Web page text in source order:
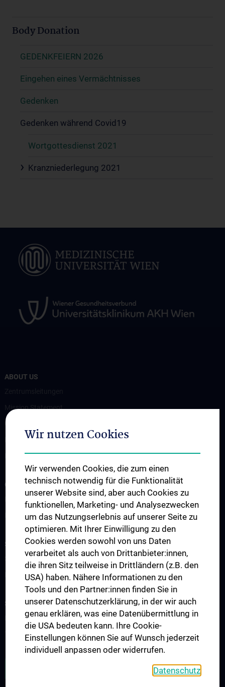
Body Donation
GEDENKFEIERN 2026
Eingehen eines Vermächtnisses
Gedenken
Gedenken während Covid19
Wortgottesdienst 2021
Kranzniederlegung 2021
ABOUT US
Mission Statement
How to find us
Events
OUR DIVISIONS
Division of Cell and Developmental Biology
SCIENCE & RESEARCH
Science at the Division of Anatomy
Research at the Division of Cell and Developmental Biology
STUDIES, TRAINING AND FURTHER EDUCATION
Pre- & postgraduate Education
Teaching by the Division of Cell- and Developmental Biology
Wir nutzen Cookies
Wir verwenden Cookies, die zum einen
technisch notwendig für die Funktionalität
unserer Website sind, aber auch Cookies zu
funktionellen, Marketing- und Analysezwecken
um das Nutzungserlebnis auf unserer Seite zu
optimieren. Mit Ihrer Einwilligung zu den
Cookies werden sowohl von uns Daten
verarbeitet als auch von Drittanbieter:innen,
die ihren Sitz teilweise in Drittländern (z.B. den
USA) haben. Nähere Informationen zu den
Tools und den Partner:innen finden Sie in
unserer Datenschutzerklärung, in der wir auch
genau erklären, was eine Datenübermittlung in
die USA bedeuten kann. Ihre Cookie-
Einstellungen können Sie auf Wunsch jederzeit
individuell anpassen oder widerrufen.
Datenschutz